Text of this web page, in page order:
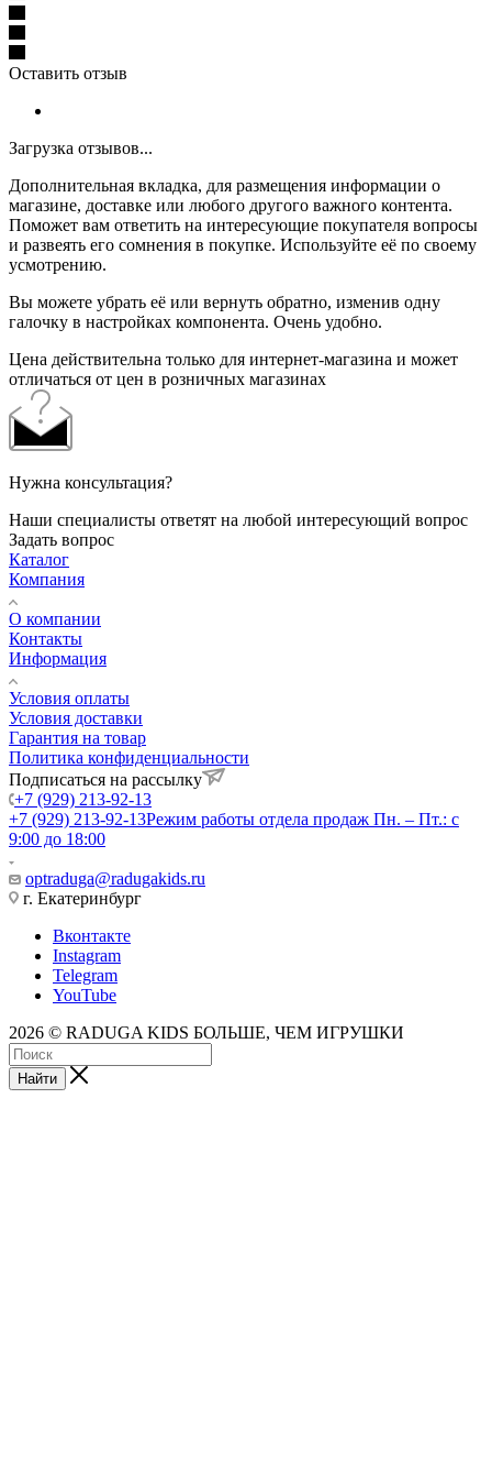
Оставить отзыв
Загрузка отзывов...
Дополнительная вкладка, для размещения информации о
магазине, доставке или любого другого важного контента.
Поможет вам ответить на интересующие покупателя вопросы
и развеять его сомнения в покупке. Используйте её по своему
усмотрению.
Вы можете убрать её или вернуть обратно, изменив одну
галочку в настройках компонента. Очень удобно.
Цена действительна только для интернет-магазина и может
отличаться от цен в розничных магазинах
Нужна консультация?
Наши специалисты ответят на любой интересующий вопрос
Задать вопрос
Каталог
Компания
О компании
Контакты
Информация
Условия оплаты
Условия доставки
Гарантия на товар
Политика конфиденциальности
Подписаться на рассылку
+7 (929) 213-92-13
+7 (929) 213-92-13Режим работы отдела продаж Пн. – Пт.: с
9:00 до 18:00
optraduga@radugakids.ru
г. Екатеринбург
Вконтакте
Instagram
Telegram
YouTube
2026 © RADUGA KIDS БОЛЬШЕ, ЧЕМ ИГРУШКИ
Найти